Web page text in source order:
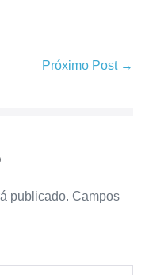
Próximo Post →
publicado. Campos